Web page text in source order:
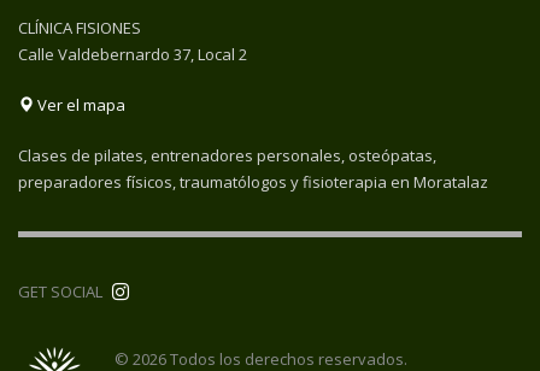
CLÍNICA FISIONES
Calle Valdebernardo 37, Local 2
Ver el mapa
Clases de pilates, entrenadores personales, osteópatas,
preparadores físicos, traumatólogos y fisioterapia en Moratalaz
GET SOCIAL
© 2026 Todos los derechos reservados.